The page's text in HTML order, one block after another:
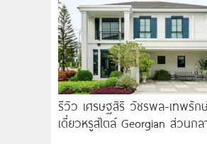
รีวิว เศรษฐสิริ วัชรพล-เทพรัก
เดี่ยวหรูสไตล์ Georgian ส่วนกล